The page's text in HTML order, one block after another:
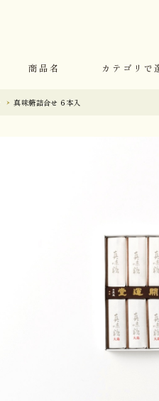
商品名 カテゴリで
真味糖詰合せ 6本入